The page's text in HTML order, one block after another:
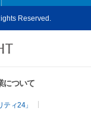
Reserved.
について
ィ24」